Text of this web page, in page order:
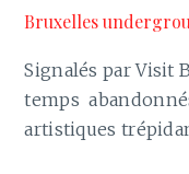
Bruxelles
Signalés par Visit
temps
artistiques